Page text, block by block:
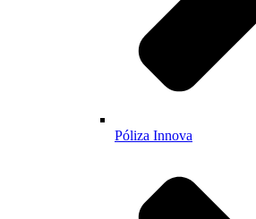
Póliza Innova